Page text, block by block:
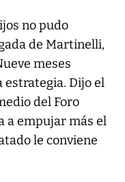
no pudo
de Martinelli,
meses
estrategia. Dijo el
del Foro
a empujar más el
le conviene